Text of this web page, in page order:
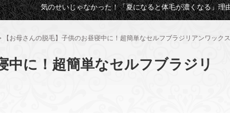
いじゃなかった！「夏になると体毛が濃くなる」理由とは
【お母さんの脱毛】子供のお昼寝中に！超簡単なセルフブラジリアンワックス
中に！超簡単なセルフブラジリ